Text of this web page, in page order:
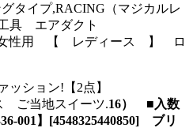
タイプ,RACING（マジカルレ
具 エアダクト
性用 【 レディース 】 ロ
ション!【2点】
ご当地スイーツ.16） ■入数
001】[4548325440850] ブリ